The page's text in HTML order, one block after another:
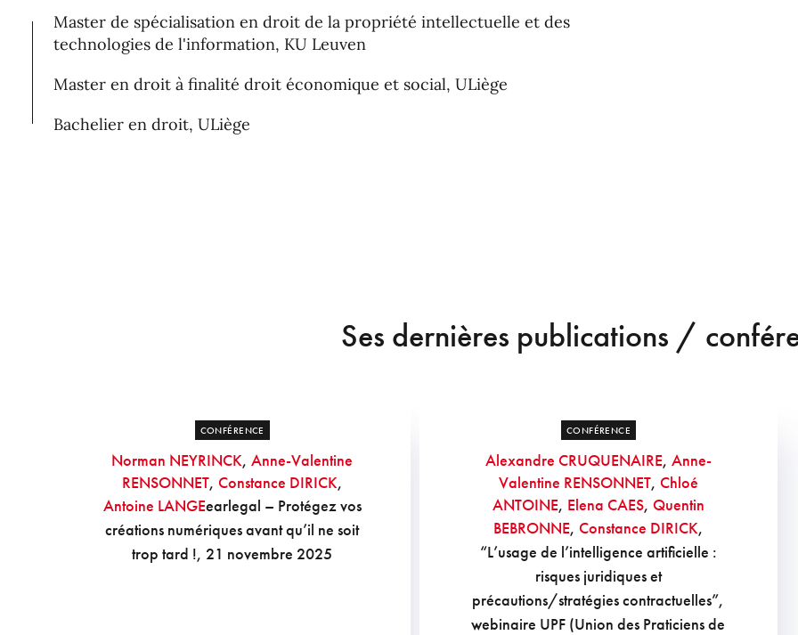
Master de spécialisation en droit de la propriété intellectuelle et des
technologies de l'information, KU Leuven
Master en droit à finalité droit économique et social, ULiège
Bachelier en droit, ULiège
Ses dernières publications /
CONFÉRENCE
Norman NEYRINCK,Anne-Valentine
RENSONNET, Constance DIRICK,
Antoine LANGEearlegal – Protégez vos
créations numériques avant qu’il ne soit
trop tard !, 21 novembre 2025
CONFÉRENCE
Alexandre CRUQUENAIRE, Anne-
Valentine RENSONNET, Chloé
ANTOINE, Elena CAES, Quentin
BEBRONNE, Constance DIRICK,
“L’usage de l’intelligence artificielle :
risques juridiques et
précautions/stratégies contractuelles”,
webinaire UPF (Union des Praticiens de